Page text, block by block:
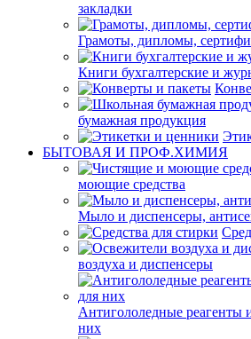
закладки
Грамоты, дипломы,
Книги бухгалтерские и
бумажная продукция
БЫТОВАЯ И ПРОФ.ХИМИЯ
моющие средства
Мыло и диспенсеры,
воздуха и диспенсеры
Антигололедные реагенты
них